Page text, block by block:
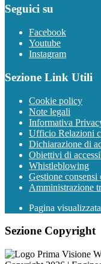
Seguici su
Facebook
Youtube
Instagram
Sezione Link Utili
Cookie policy
Note legali
Informativa
Ufficio Relazioni
Dichiarazione di
Obiettivi di
Whistleblowing
Gestione consensi
Amministrazione
Pagina visualizzata
Sezione Copyright